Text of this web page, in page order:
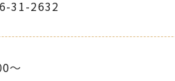
31-2632
～